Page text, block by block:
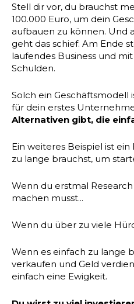
Stell dir vor, du brauchst
100.000 Euro, um dein
aufbauen zu können. Und
geht das schief. Am Ende
laufendes Business und
Schulden.
Solch ein Geschäftsmodell
für dein erstes
Alternativen gibt, die
Ein weiteres Beispiel ist ein
zu lange brauchst, um
Wenn du erstmal
machen musst...
Wenn du über zu viele
Wenn es einfach zu lange
verkaufen und Geld
einfach eine Ewigkeit.